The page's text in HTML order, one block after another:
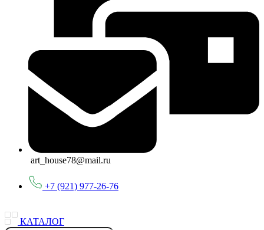
art_house78@mail.ru
+7 (921) 977-26-76
КАТАЛОГ